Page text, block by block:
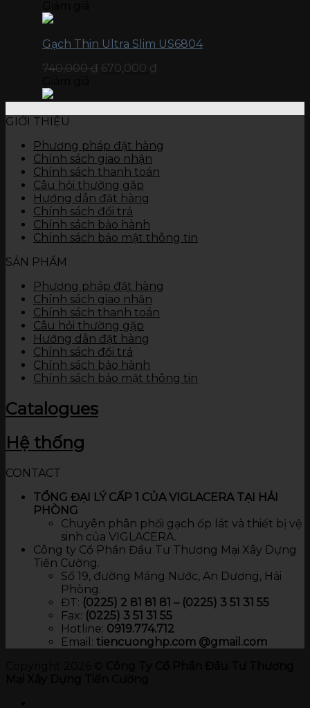
Gạch Thin Ultra Slim US6804
740,000₫ 670,000 ₫
GIỚI THIỆU
Phương pháp đặt hàng
Chính sách giao nhận
Chính sách thanh toán
Câu hỏi thường gặp
Hướng dẫn đặt hàng
Chính sách đổi trả
Chính sách bảo hành
Chính sách bảo mật thông tin
SẢN PHẨM
Phương pháp đặt hàng
Chính sách giao nhận
Chính sách thanh toán
Câu hỏi thường gặp
Hướng dẫn đặt hàng
Chính sách đổi trả
Chính sách bảo hành
Chính sách bảo mật thông tin
Catalogues
Hệ thống
CONTACT
TỔNG ĐẠI LÝ CẤP 1 CỦA VIGLACERA TẠI HẢI
PHÒNG
Chuyên phân phối gạch ốp lát và thiết bị vệ
sinh của VIGLACERA.
Công ty Cổ Phần Đầu Tư Thương Mại Xây Dựng
Tiến Cường.
Số 19, đường Máng Nước, An Dương, Hải
Phòng.
ĐT: (0225) 2 81 81 81 – (0225) 3 51 31 55
Fax: (0225) 3 51 31 55
Hotline: 0919.774.712​
Email: tiencuonghp.com @gmail.com